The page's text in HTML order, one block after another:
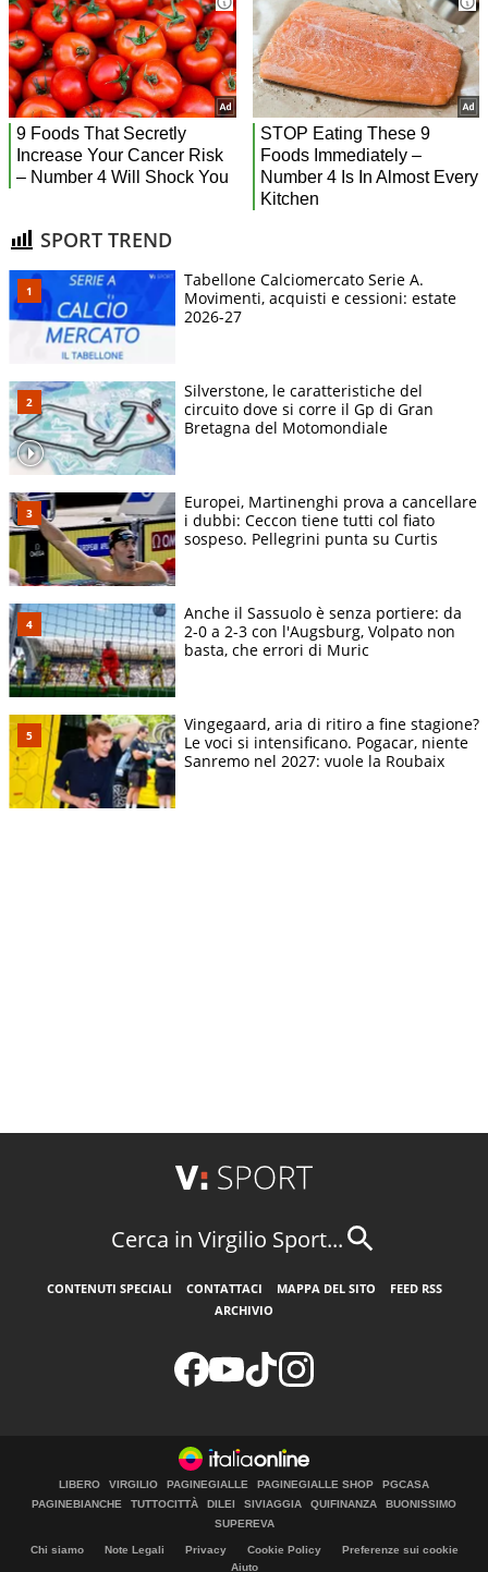
SPORT TREND
Tabellone Calciomercato Serie A.
Movimenti, acquisti e cessioni: estate
2026-27
Silverstone, le caratteristiche del
circuito dove si corre il Gp di Gran
Bretagna del Motomondiale
Europei, Martinenghi prova a cancellare
i dubbi: Ceccon tiene tutti col fiato
sospeso. Pellegrini punta su Curtis
Anche il Sassuolo è senza portiere: da
2-0 a 2-3 con l'Augsburg, Volpato non
basta, che errori di Muric
Vingegaard, aria di ritiro a fine stagione?
Le voci si intensificano. Pogacar, niente
Sanremo nel 2027: vuole la Roubaix
Cerca in Virgilio Sport...
CONTENUTI SPECIALI CONTATTACI MAPPA DEL SITO
FEED RSS
ARCHIVIO
LIBERO VIRGILIO PAGINEGIALLE PAGINEGIALLE SHOP
PGCASA
PAGINEBIANCHE
TUTTOCITTÀ DILEI SIVIAGGIA QUIFINANZA
BUONISSIMO
SUPEREVA
Chi siamo Note Legali Privacy Cookie Policy
Preferenze sui cookie
Aiuto